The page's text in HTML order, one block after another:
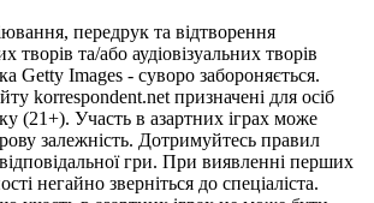
передрук та відтворення
творів та/або аудіовізуальних творів
Getty Images - суворо забороняється.
korrespondent.net призначені для осіб
(21+). Участь в азартних іграх може
залежність. Дотримуйтесь правил
гри. При виявленні перших
негайно зверніться до спеціаліста.